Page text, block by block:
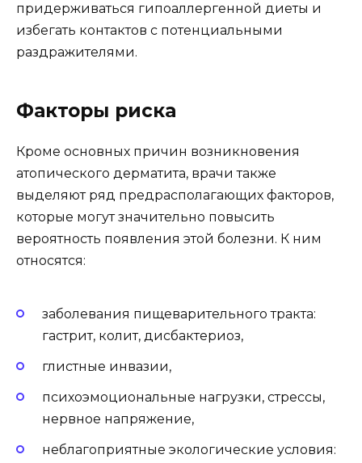
придерживаться гипоаллергенной диеты и
избегать контактов с потенциальными
раздражителями.
Факторы риска
Кроме основных причин возникновения
атопического дерматита, врачи также
выделяют ряд предрасполагающих факторов,
которые могут значительно повысить
вероятность появления этой болезни. К ним
относятся:
заболевания пищеварительного тракта:
гастрит, колит, дисбактериоз,
глистные инвазии,
психоэмоциональные нагрузки, стрессы,
нервное напряжение,
неблагоприятные экологические условия: